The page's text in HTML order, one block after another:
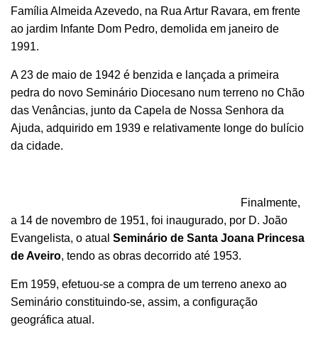
Família Almeida Azevedo, na Rua Artur Ravara, em frente
ao jardim Infante Dom Pedro, demolida em janeiro de
1991.
A 23 de maio de 1942 é benzida e lançada a primeira
pedra do novo Seminário Diocesano num terreno no Chão
das Venâncias, junto da Capela de Nossa Senhora da
Ajuda, adquirido em 1939 e relativamente longe do bulício
da cidade.
Finalmente,
a 14 de novembro de 1951, foi inaugurado, por D. João
Evangelista, o atual Seminário de Santa Joana Princesa
de Aveiro, tendo as obras decorrido até 1953.
Em 1959, efetuou-se a compra de um terreno anexo ao
Seminário constituindo-se, assim, a configuração
geográfica atual.